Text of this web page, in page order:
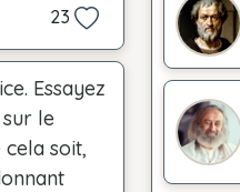
23
Essayez
le
soit,